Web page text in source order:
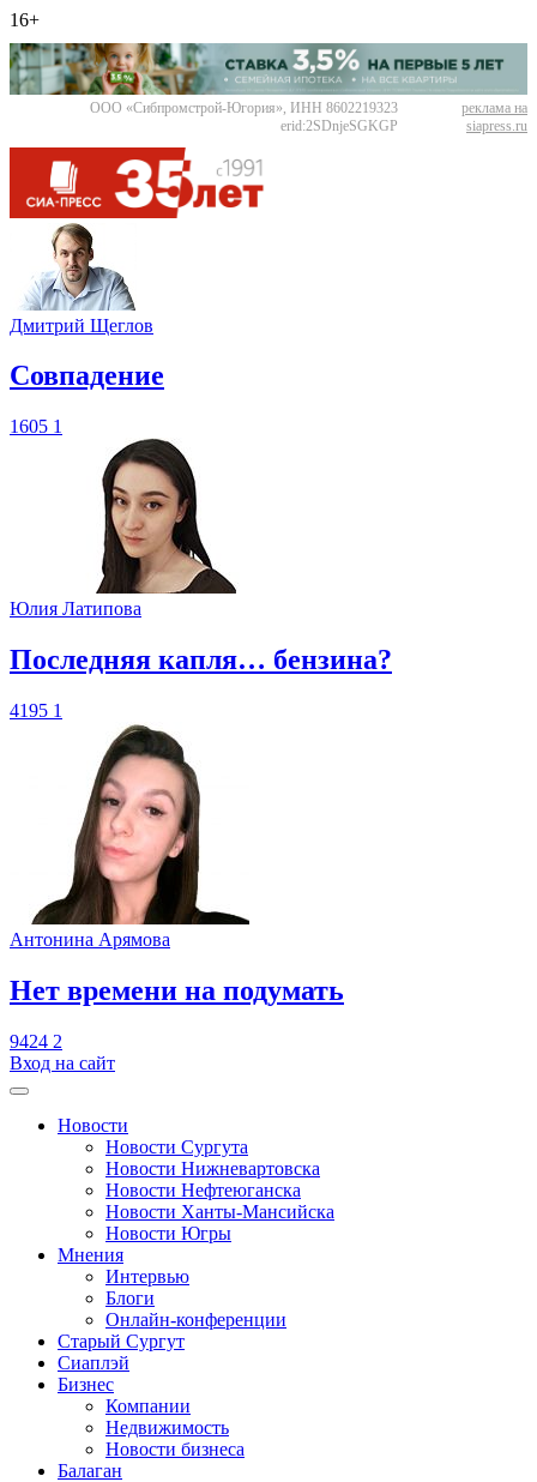
16+
ООО «Сибпромстрой-Югория», ИНН 8602219323
erid:2SDnjeSGKGP
реклама на
siapress.ru
Дмитрий Щеглов
​Совпадение
1605 1
Юлия Латипова
​Последняя капля… бензина?
4195 1
Антонина Арямова
​Нет времени на подумать
9424 2
Вход на сайт
Новости
Новости Сургута
Новости Нижневартовска
Новости Нефтеюганска
Новости Ханты-Мансийска
Новости Югры
Мнения
Интервью
Блоги
Онлайн-конференции
Старый Сургут
Сиаплэй
Бизнес
Компании
Недвижимость
Новости бизнеса
Балаган